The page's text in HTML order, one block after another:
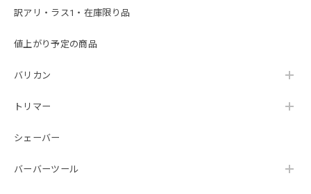
訳アリ・ラス1・在庫限り品
値上がり予定の商品
バリカン
トリマー
シェーバー
バーバーツール